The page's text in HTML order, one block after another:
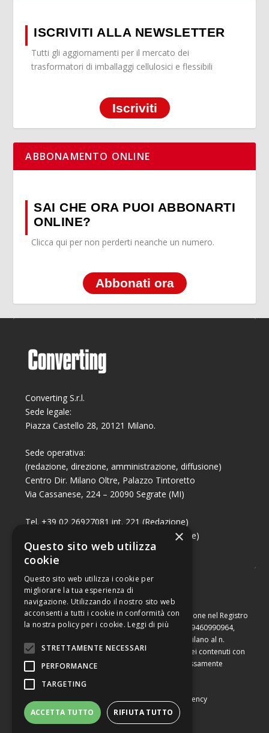
ISCRIVITI ALLA NEWSLETTER
Tutti gli aggiornamenti per il mercato dei
trasformatori di imballaggi cellulosici e flessibili
Iscriviti
ABBONAMENTO ONLINE
SAI CHE ORA PUOI ABBONARTI
ONLINE?
Clicca qui per non perderti neanche un numero.
Abbonati ora
Converting S.r.l.
Sede legale:
Piazza Castello 28, 20121 Milano.
Sede operativa:
(redazione, direzione, amministrazione, diffusione)
Centro Dir. Milano Oltre, Palazzo Tintoretto
Via Cassanese, 224 – 20090 Segrate (MI)
Tel. +39 02 26927081 int. 221 (Redazione)
Tel. +39 02 26927081 int. 224 (Commerciale)
Fax +39 02 26951006
Capitale sociale di Euro 10.000,00 – Numero di iscrizione nel Registro
delle Imprese di Milano, partita Iva e codice fiscale 09460990964,
iscritta al Repertorio Economico Amministrativo di Milano al n.
2091710. È vietata la riproduzione, anche parziale, dei contenuti con
qualsiasi mezzo, compresa la stampa, se non espressamente
Copyright © Converting srl | Privacy Policy|Web Agency
×
Questo sito web utilizza
cookie
Questo sito web utilizza i cookie per
migliorare la tua esperienza di
navigazione. Utilizzando il nostro sito web
acconsenti a tutti i cookie in conformità con
la nostra policy per i cookie. Leggi di più
STRETTAMENTE NECESSARI
PERFORMANCE
TARGETING
ACCETTA TUTTO RIFIUTA TUTTO